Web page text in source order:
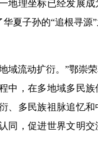
地理坐标已经发展
夏子孙的“追根寻源
流动扩衍。”鄂崇
中，在多地域多民
、多民族祖脉追忆
同，促进世界文明